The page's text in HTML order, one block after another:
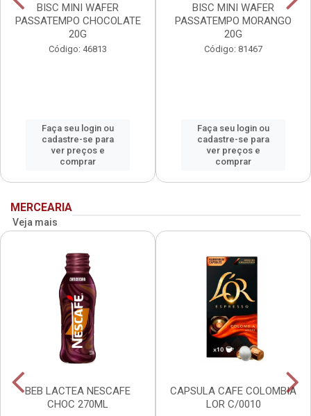
BISC MINI WAFER
PASSATEMPO CHOCOLATE
20G
Código: 46813
Faça seu login ou
cadastre-se para
ver preços e
comprar
BISC MINI WAFER
PASSATEMPO MORANGO
20G
Código: 81467
Faça seu login ou
cadastre-se para
ver preços e
comprar
MERCEARIA
Veja mais
BEB LACTEA NESCAFE
CHOC 270ML
CAPSULA CAFE COLOMBIA
LOR C/0010